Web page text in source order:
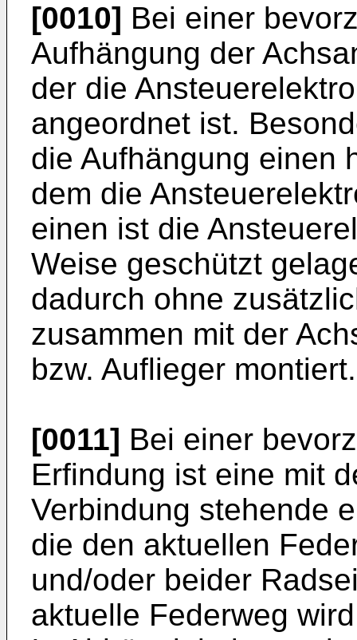
[0010] Bei einer
Aufhängung der
der die
angeordnet ist.
die Aufhängung einen
dem die
einen ist die
Weise geschützt
dadurch ohne
zusammen mit der
bzw. Auflieger montiert.
[0011] Bei einer
Erfindung ist eine mit
Verbindung stehende
die den aktuellen
und/oder beider
aktuelle Federweg